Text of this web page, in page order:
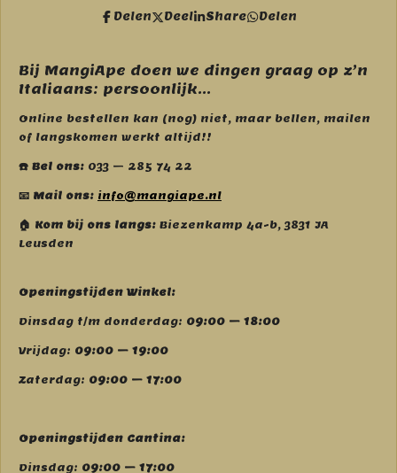
o
r
Delen Deel Share Delen
Bij MangiApe doen we dingen graag op z’n
Italiaans: persoonlijk...
Online bestellen kan (nog) niet, maar bellen, mailen
of langskomen werkt altijd!!
☎️ Bel ons: 033 – 285 74 22
📧 Mail ons: info@mangiape.nl
🏠 Kom bij ons langs: Biezenkamp 4a-b, 3831 JA
Leusden
Openingstijden Winkel:
Dinsdag t/m donderdag: 09:00 – 18:00
Vrijdag: 09:00 – 19:00
Zaterdag: 09:00 – 17:00
Openingstijden Cantina:
Dinsdag: 09:00 – 17:00